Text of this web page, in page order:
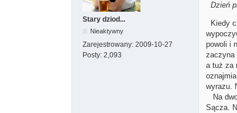
Stary dziod...
Nieaktywny
Zarejestrowany: 2009-10-27
Posty: 2,093
Dzień
Kiedy
powoli i
zaczyna
a tuż za
wyrazu.
Na
Sącza.